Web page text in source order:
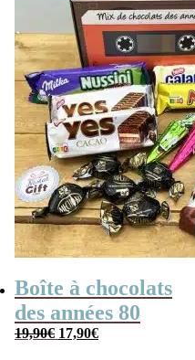
Boîte à chocolats
des années 80
19,90€ Le
prix
17,90€Le
prix